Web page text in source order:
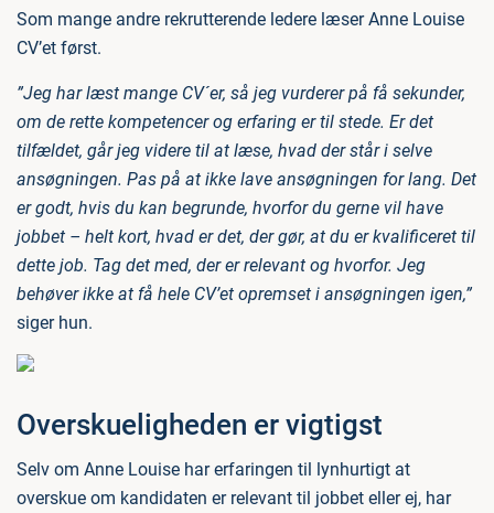
Som mange andre rekrutterende ledere læser Anne Louise
CV’et først.
”Jeg har læst mange CV´er, så jeg vurderer på få sekunder,
om de rette kompetencer og erfaring er til stede. Er det
tilfældet, går jeg videre til at læse, hvad der står i selve
ansøgningen. Pas på at ikke lave ansøgningen for lang. Det
er godt, hvis du kan begrunde, hvorfor du gerne vil have
jobbet – helt kort, hvad er det, der gør, at du er kvalificeret til
dette job. Tag det med, der er relevant og hvorfor. Jeg
behøver ikke at få hele CV’et opremset i ansøgningen igen,”
siger hun.
Overskueligheden er vigtigst
Selv om Anne Louise har erfaringen til lynhurtigt at
overskue om kandidaten er relevant til jobbet eller ej, har